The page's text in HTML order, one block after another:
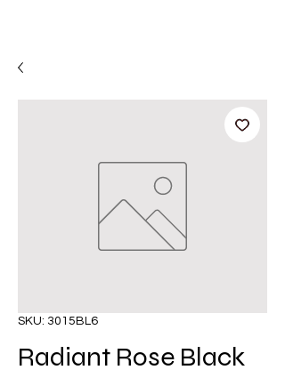
SKU: 3015BL6
Radiant Rose Black